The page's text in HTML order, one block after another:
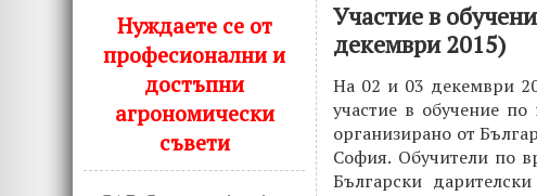
Нуждаете се от
професионални и
достъпни
агрономически
съвети
Участие в
декември 2015)
На 02 и 03 декември
участие в обучение
организирано от
София. Обучители по
Български